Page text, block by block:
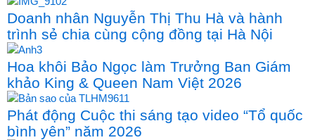
Doanh nhân Nguyễn Thị Thu Hà và hành
trình sẻ chia cùng cộng đồng tại Hà Nội
Hoa khôi Bảo Ngọc làm Trưởng Ban Giám
khảo King & Queen Nam Việt 2026
Phát động Cuộc thi sáng tạo video “Tổ quốc
bình yên” năm 2026